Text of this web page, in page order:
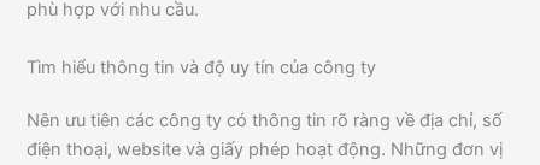
phù hợp với nhu cầu.
Tìm hiểu thông tin và độ uy tín của công ty
Nên ưu tiên các công ty có thông tin rõ ràng về địa chỉ, số
điện thoại, website và giấy phép hoạt động. Những đơn vị